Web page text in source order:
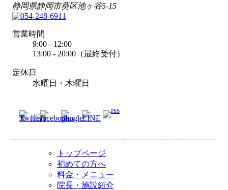
静岡県静岡市葵区池ヶ谷5-15
営業時間
9:00 - 12:00
13:00 - 20:00（最終受付）
定休日
水曜日・木曜日
トップページ
初めての方へ
料金・メニュー
院長・施設紹介